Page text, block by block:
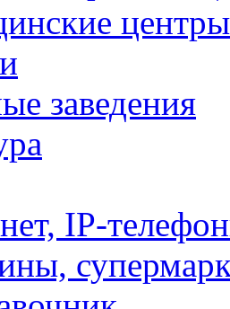
центры
заведения
IP-